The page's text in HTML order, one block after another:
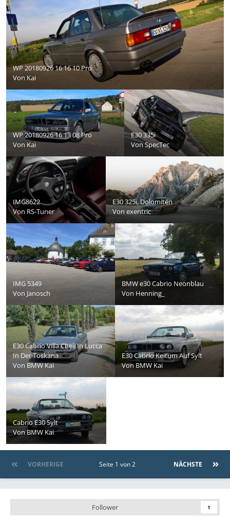
WP 20180926 16 16 10 Pro
VonKai
WP 20180926 16 13 08 Pro
Von Kai
E30 335i
VonSpecTec
IMG8622
Von RS-Tuner
E30 325i, Dolomiten
Vonexentric
IMG 5349
Von Janosch
BMW e30 Cabrio Neonblau
Von Henning_
E30 Cabrio Villa Cheli In Lucca
In Der Toskana
Von BMW Kai
E30 Cabrio Keitum Auf Sylt
Von BMW Kai
Cabrio E30 Sylt
VonBMW Kai
VORHERIGE NÄCHSTE
Seite 1 von 2
Follower 1